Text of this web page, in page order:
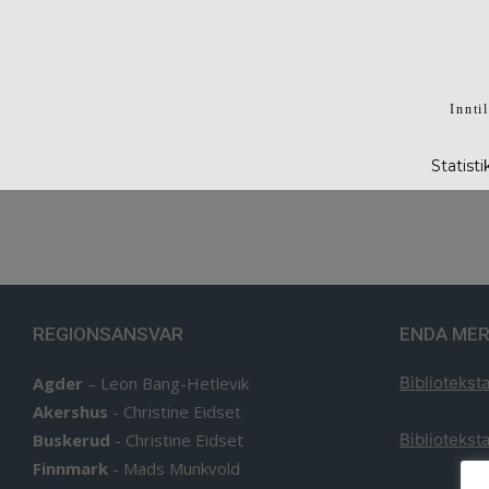
Inntil
REGIONSANSVAR
Agder – Leon Bang-Hetlevik
Akershus - Christine Eidset
Buskerud - Christine Eidset
Finnmark - Mads Munkvold
ENDA